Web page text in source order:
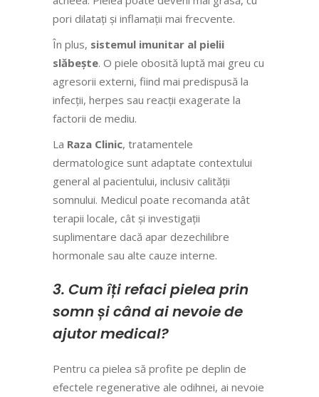
pori dilatați și inflamații mai frecvente.
În plus, sistemul imunitar al pielii
slăbește. O piele obosită luptă mai greu cu
agresorii externi, fiind mai predispusă la
infecții, herpes sau reacții exagerate la
factorii de mediu.
La Raza Clinic, tratamentele
dermatologice sunt adaptate contextului
general al pacientului, inclusiv calității
somnului. Medicul poate recomanda atât
terapii locale, cât și investigații
suplimentare dacă apar dezechilibre
hormonale sau alte cauze interne.
3. Cum îți refaci pielea prin
somn și când ai nevoie de
ajutor medical?
Pentru ca pielea să profite pe deplin de
efectele regenerative ale odihnei, ai nevoie